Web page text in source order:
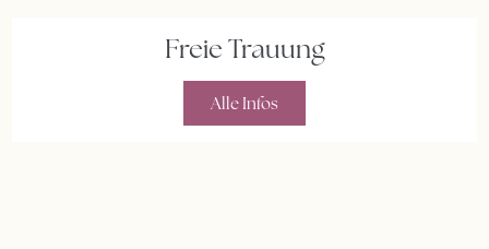
Freie Trauung
Alle Infos